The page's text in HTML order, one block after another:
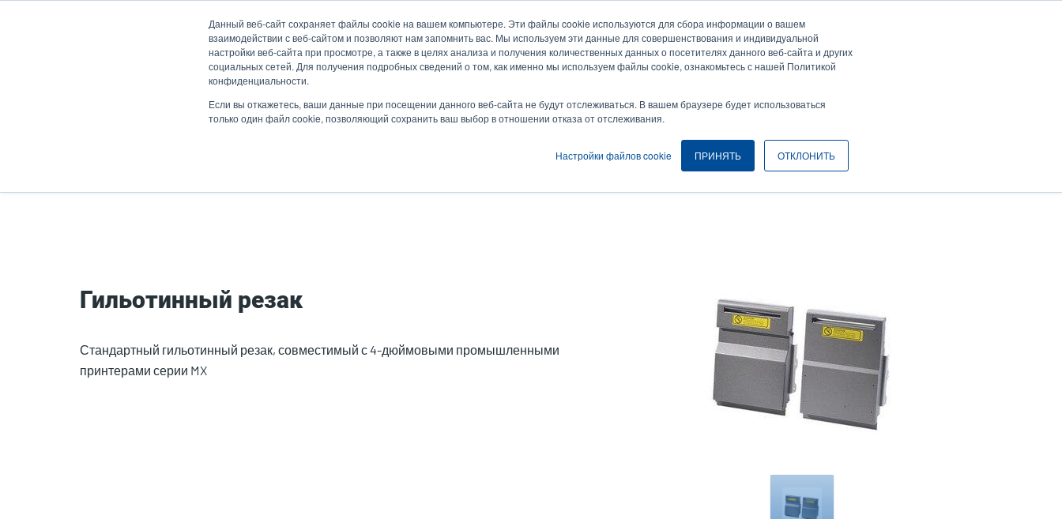
Данный веб-сайт сохраняет файлы cookie на вашем компьютере. Эти файлы cookie используются для сбора информации о вашем
взаимодействии с веб-сайтом и позволяют нам запомнить вас. Мы используем эти данные для совершенствования и индивидуальной
настройки веб-сайта при просмотре, а также в целях анализа и получения количественных данных о посетителях данного веб-сайта и других
социальных сетей. Для получения подробных сведений о том, как именно мы используем файлы cookie, ознакомьтесь с нашей Политикой
конфиденциальности.
Если вы откажетесь, ваши данные при посещении данного веб-сайта не будут отслеживаться. В вашем браузере будет использоваться
только один файл cookie, позволяющий сохранить ваш выбор в отношении отказа от отслеживания.
Настройки файлов cookie ПРИНЯТЬ ОТКЛОНИТЬ
User
account
menu
Новости и события Компания
User
Anonymous
Войти / Зарегистрироваться
Продукты
Header
Гильотинный резак
Стандартный гильотинный резак, совместимый с 4-дюймовыми промышленными
принтерами серии MX